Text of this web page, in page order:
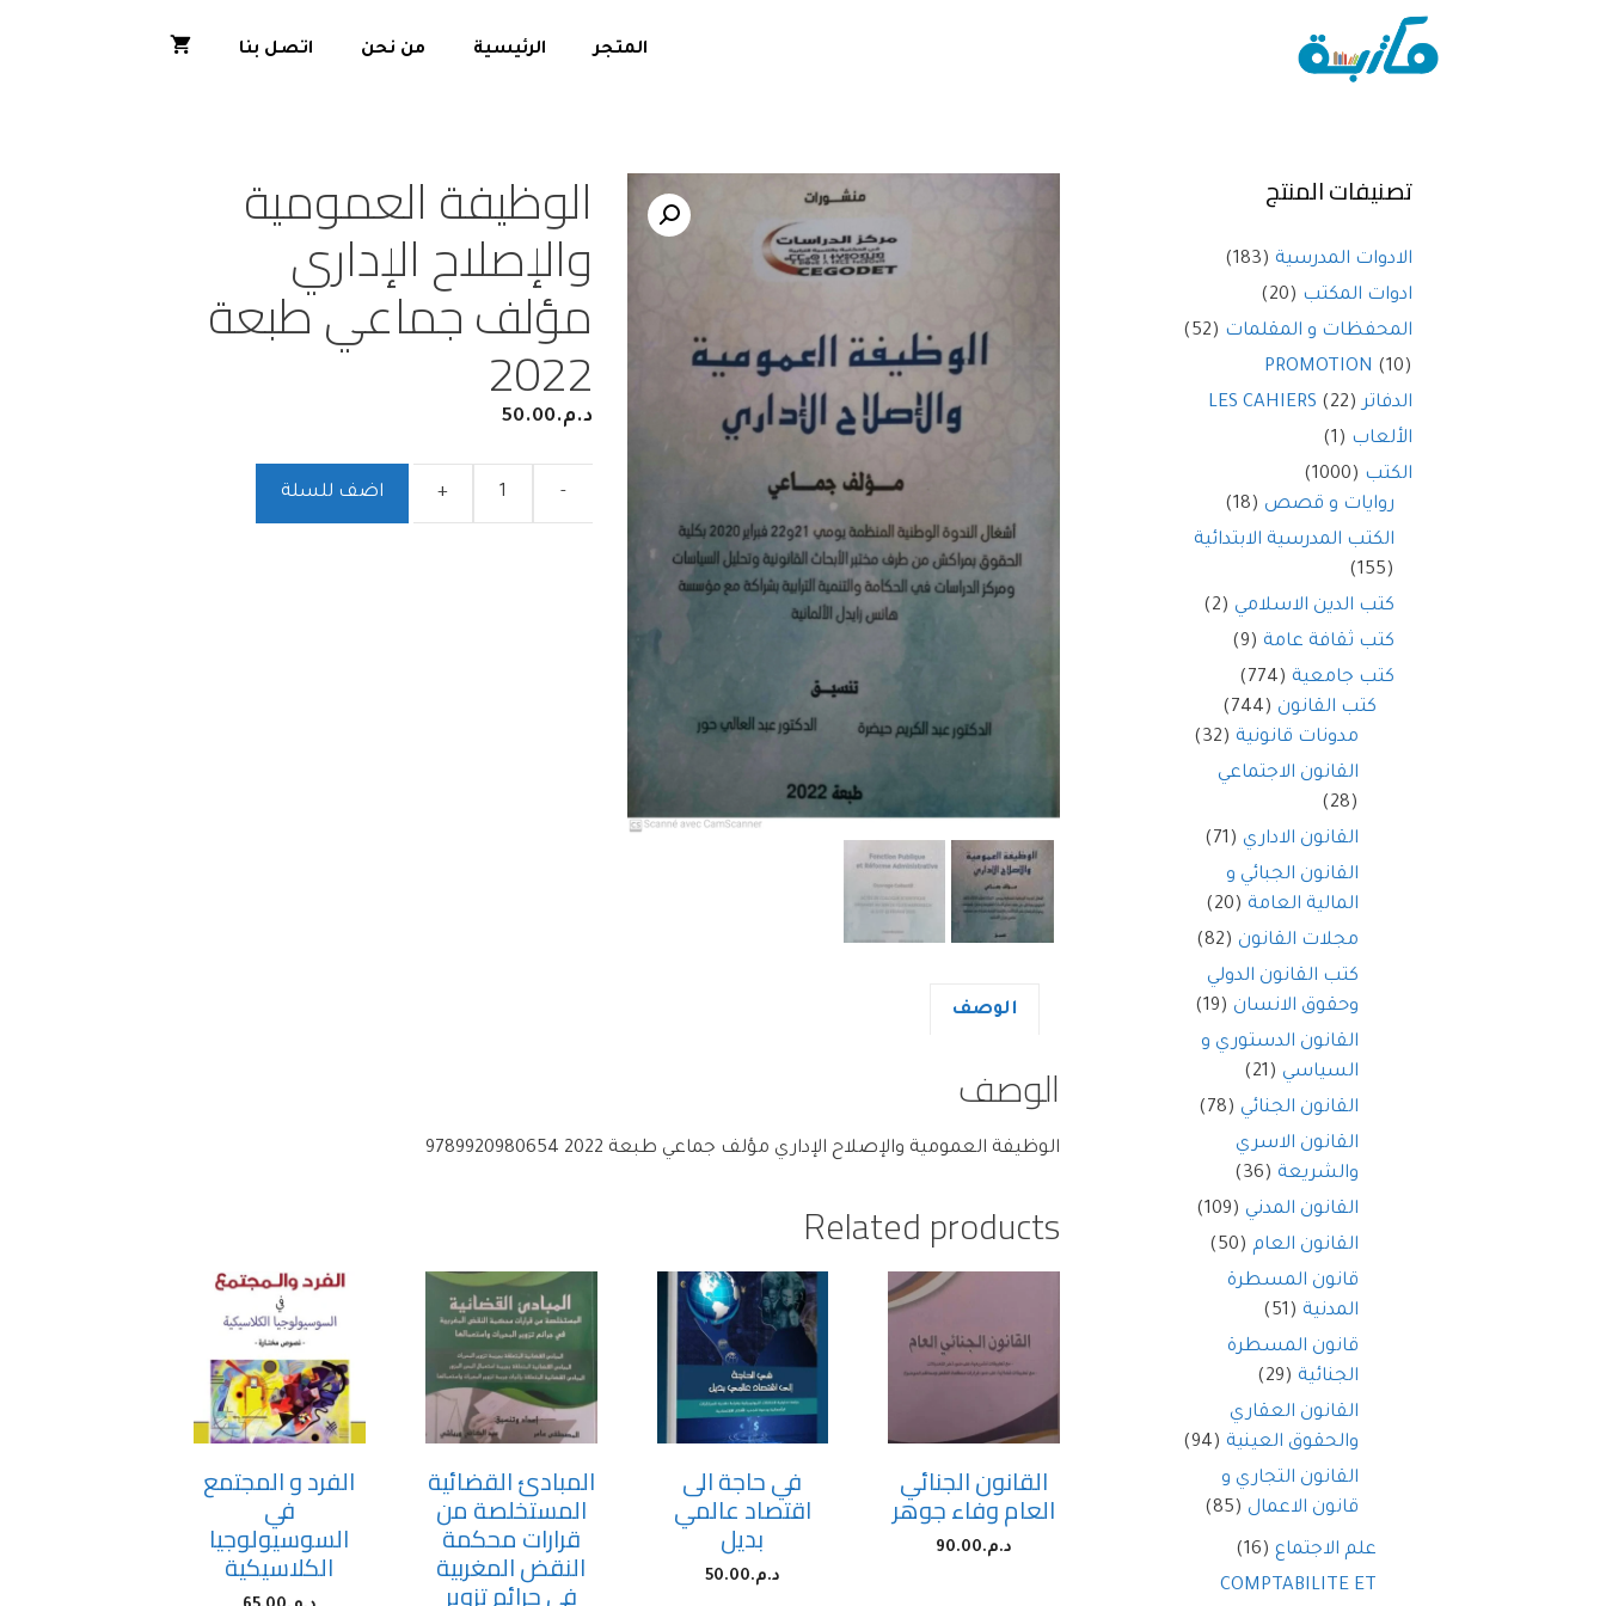
المتجر الرئيسية من نحن اتصل بنا
الوظيفة العمومية
والإصلاح الإداري
مؤلف جماعي طبعة
2022
د.م.50.00
-
+ اضف للسلة
الوصف
الوصف
الوظيفة العمومية والإصلاح الإداري مؤلف جماعي طبعة 2022 9789920980654
Related products
القانون الجنائي
العام وفاء جوهر
د.م.90.00
في حاجة الى
اقتصاد عالمي
بديل
د.م.50.00
المبادئ القضائية
المستخلصة من
قرارات محكمة
النقض المغربية
في جرائم تزوير
الفرد و المجتمع
في
السوسيولوجيا
الكلاسيكية
تصنيفات المنتج
الادوات المدرسية (183)
ادوات المكتب (20)
المحفظات و المقلمات (52)
PROMOTION (10)
الدفاتر LES CAHIERS (22)
الألعاب (1)
الكتب (1000)
روايات و قصص (18)
الكتب المدرسية الابتدائية
(155)
كتب الدين الاسلامي (2)
كتب ثقافة عامة (9)
كتب جامعية (774)
كتب القانون (744)
مدونات قانونية (32)
القانون الاجتماعي
(28)
القانون الاداري (71)
القانون الجبائي و
المالية العامة (20)
مجلات القانون (82)
كتب القانون الدولي
وحقوق الانسان (19)
القانون الدستوري و
السياسي (21)
القانون الجنائي (78)
القانون الاسري
والشريعة (36)
القانون المدني (109)
القانون العام (50)
قانون المسطرة
المدنية (51)
قانون المسطرة
الجنائية (29)
القانون العقاري
والحقوق العينية (94)
القانون التجاري و
قانون الاعمال (85)
علم الاجتماع (16)
COMPTABILITE ET